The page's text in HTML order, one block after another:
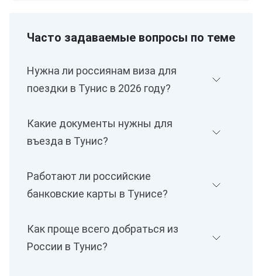
Часто задаваемые вопросы по теме
Нужна ли россиянам виза для
поездки в Тунис в 2026 году?
Какие документы нужны для
въезда в Тунис?
Работают ли российские
банковские карты в Тунисе?
Как проще всего добраться из
России в Тунис?